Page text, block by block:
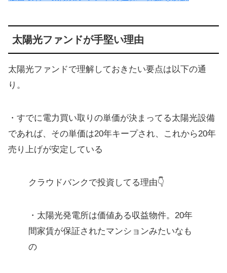
太陽光ファンドが手堅い理由
太陽光ファンドで理解しておきたい要点は以下の通
り。
・すでに電力買い取りの単価が決まってる太陽光設備
であれば、その単価は20年キープされ、これから20年
売り上げが安定している
クラウドバンクで投資してる理由👇
・太陽光発電所は価値ある収益物件。20年
間家賃が保証されたマンションみたいなも
の